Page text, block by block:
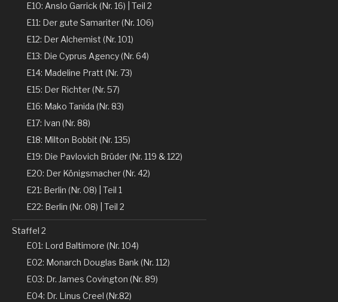
E10: Anslo Garrick (Nr. 16) | Teil 2
E11: Der gute Samariter (Nr. 106)
E12: Der Alchemist (Nr. 101)
E13: Die Cyprus Agency (Nr. 64)
E14: Madeline Pratt (Nr. 73)
E15: Der Richter (Nr. 57)
E16: Mako Tanida (Nr. 83)
E17: Ivan (Nr. 88)
E18: Milton Bobbit (Nr. 135)
E19: Die Pavlovich Brüder (Nr. 119 & 122)
E20: Der Königsmacher (Nr. 42)
E21: Berlin (Nr. 08) | Teil 1
E22: Berlin (Nr. 08) | Teil 2
Staffel 2
E01: Lord Baltimore (Nr. 104)
E02: Monarch Douglas Bank (Nr. 112)
E03: Dr. James Covington (Nr. 89)
E04: Dr. Linus Creel (Nr.82)